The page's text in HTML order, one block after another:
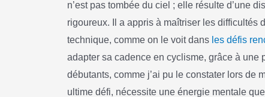
n’est pas tombée du ciel ; elle résulte d’une
rigoureux. Il a appris à maîtriser les difficultés
technique, comme on le voit dans les défis
adapter sa cadence en cyclisme, grâce à
débutants, comme j’ai pu le constater lors de
ultime défi, nécessite une énergie mentale